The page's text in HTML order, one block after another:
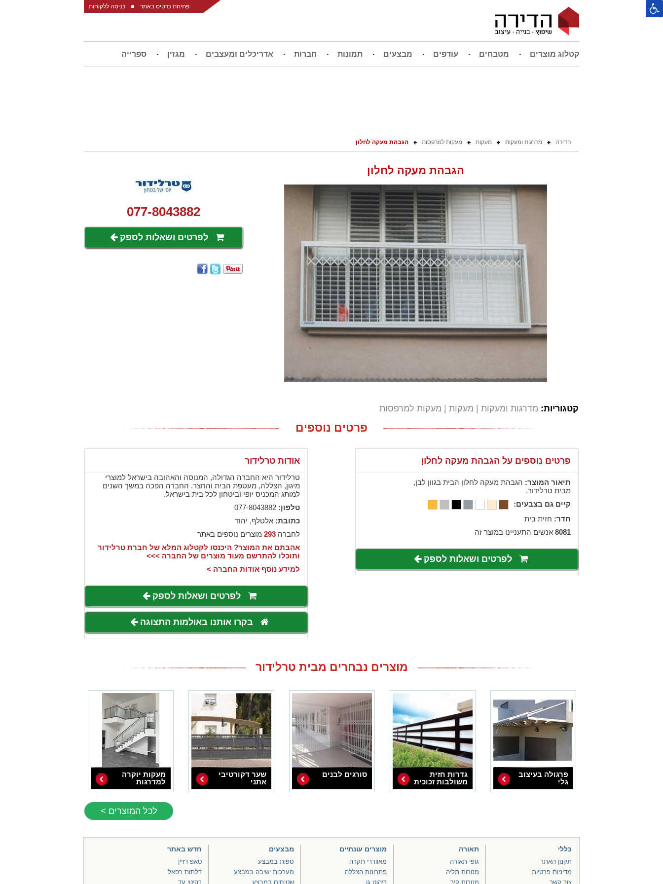
פתיחת כרטיס באתר כניסה ללקוחות
קטלוג מוצרים מטבחים עודפים מבצעים תמונות חברות אדריכלים ומעצבים מגזין ספרייה
הדירה מדרגות ומעקות מעקות מעקות למרפסות הגבהת מעקה לחלון
הגבהת מעקה לחלון
077-8043882
לפרטים ושאלות לספק
קטגוריות: מדרגות ומעקות מעקות מעקות למרפסות
פרטים נוספים
פרטים נוספים על הגבהת מעקה לחלון
תיאור המוצר: הגבהת מעקה לחלון הבית בגוון לבן,
מבית טרלידור.
קיים גם בצבעים:
חדר: חזית בית
8081 אנשים התעניינו במוצר זה
לפרטים ושאלות לספק
אודות טרלידור
טרלידור היא החברה הגדולה, המנוסה והאהובה בישראל למוצרי
מיגון, הצללה, מעטפת הבית והחצר. החברה הפכה במשך השנים
למותג המכניס יופי וביטחון לכל בית בישראל.
טלפון:077-8043882
כתובת:אלטלף, יהוד
לחברה293 מוצרים נוספים באתר
אהבתם את המוצר? היכנסו לקטלוג המלא של חברת טרלידור
ותוכלו להתרשם מעוד מוצרים של החברה >>>
למידע נוסף אודות החברה >
לפרטים ושאלות לספק
בקרו אותנו באולמות התצוגה
מוצרים נבחרים מבית טרלידור
פרגולה בעיצוב
גלי
גדרות חזית
משולבות זכוכית
סורגים לבנים
שער דקורטיבי
אתני
מעקות יוקרה
למדרגות
לכל המוצרים >
כללי
תקנון האתר
מדיניות פרטיות
צור קשר
תאורה
גופי תאורה
מנורות תליה
מנורות קיר
מוצרים עונתיים
מאווררי תקרה
פתרונות הצללה
ריהוט גן
מבצעים
ספות במבצע
מערכות ישיבה במבצע
שטיחים במבצע
חדש באתר
טאפ דזיין
דלתות רפאל
רהיטי עד